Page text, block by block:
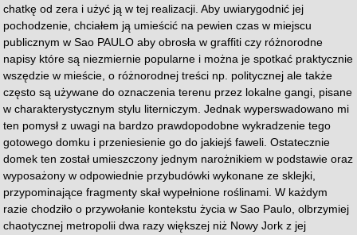
chatkę od zera i użyć ją w tej realizacji. Aby uwiarygodnić jej
pochodzenie, chciałem ją umieścić na pewien czas w miejscu
publicznym w Sao PAULO aby obrosła w graffiti czy różnorodne
napisy które są niezmiernie popularne i można je spotkać praktycznie
wszędzie w mieście, o różnorodnej treści np. politycznej ale także
często są używane do oznaczenia terenu przez lokalne gangi, pisane
w charakterystycznym stylu literniczym. Jednak wyperswadowano mi
ten pomysł z uwagi na bardzo prawdopodobne wykradzenie tego
gotowego domku i przeniesienie go do jakiejś faweli. Ostatecznie
domek ten został umieszczony jednym narożnikiem w podstawie oraz
wyposażony w odpowiednie przybudówki wykonane ze sklejki,
przypominające fragmenty skał wypełnione roślinami. W każdym
razie chodziło o przywołanie kontekstu życia w Sao Paulo, olbrzymiej
chaotycznej metropolii dwa razy większej niż Nowy Jork z jej